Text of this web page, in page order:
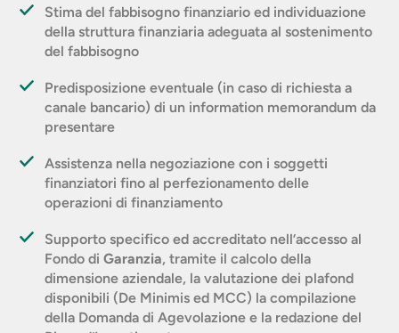
Stima del fabbisogno finanziario ed individuazione
della struttura finanziaria adeguata al sostenimento
del fabbisogno
Predisposizione eventuale (in caso di richiesta a
canale bancario) di un information memorandum da
presentare
Assistenza nella negoziazione con i soggetti
finanziatori fino al perfezionamento delle
operazioni di finanziamento
Supporto specifico ed accreditato nell’accesso al
Fondo diGaranzia, tramite il calcolo della
dimensione aziendale, la valutazione dei plafond
disponibili (De Minimis ed MCC) la compilazione
della Domanda di Agevolazione e la redazione del